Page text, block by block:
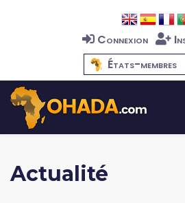
Connexion
États-membres
Actualité